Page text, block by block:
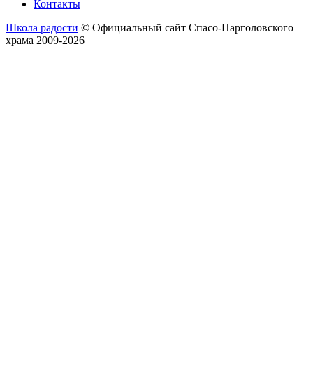
Контакты
Школа радости © Официальный сайт Спасо-Парголовского
храма 2009-2026